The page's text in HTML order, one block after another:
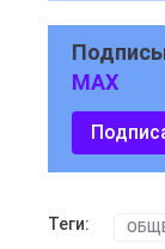
MAX
Теги: